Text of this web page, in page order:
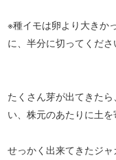
※種イモは卵より大きか
に、半分に切ってくださ
たくさん芽が出てきた
い、株元のあたりに土を
せっかく出来てきたジ